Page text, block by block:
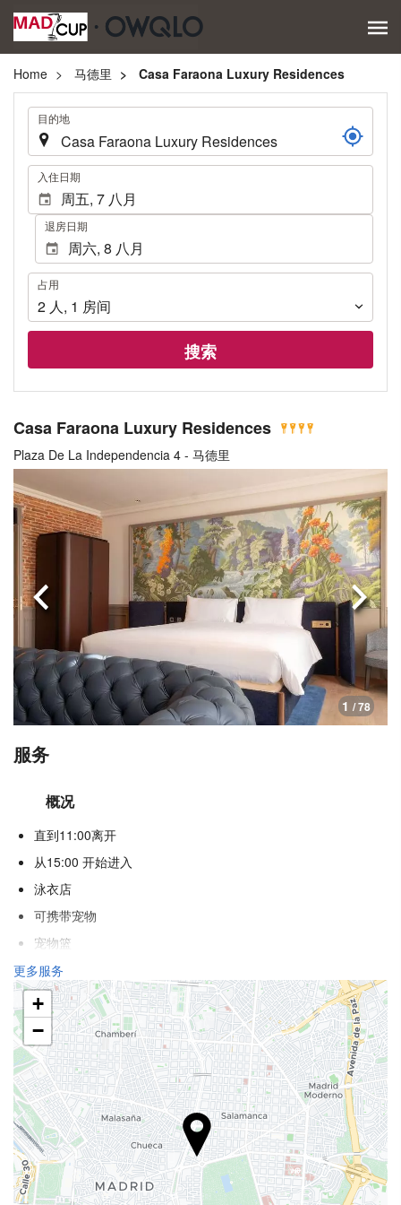
Home 马德里 Casa Faraona Luxury Residences
. 目的地
. 入住日期
退房日期
占
用
占用
2 人, 1 房间
搜索
Casa Faraona Luxury Residences
Plaza De La Independencia 4 - 马德里
1 / 78
上一页 下一
服务
概况
直到11:00离开
从15:00 开始进入
泳衣店
可携带宠物
宠物篮
宠物碗
冷气
暖气
电梯
不吸烟房
酒店各处禁烟
防过敏客房
隔音客房
更多服务
+
−